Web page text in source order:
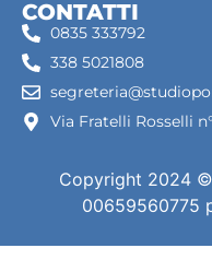
CONTATTI
0835 333792
338 5021808
Via Fratelli Rosselli
Copyright 2024 ©
00659560775